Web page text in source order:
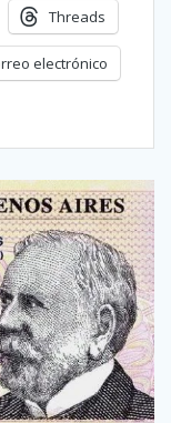
Threads
electrónico